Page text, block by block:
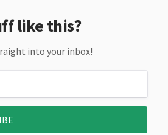
like this?
into your inbox!